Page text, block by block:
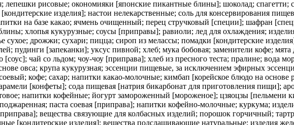
рисовые; окономияки [японские пикантные блины]; шоколад; спагетти;
изделия]; настои нелекарственные; соль для консервирования
на базе какао; ячмень очищенный; перец стручковый [специи]; шафран
хлопья кукурузные; соусы [приправы]; равиоли; лед для охлаждения; изделия
дрожжи; сухари; пицца; сироп из мелассы; помадки [кондитерские
пудинги [запеканки]; уксус пивной; хлеб; мука бобовая; заменители кофе;
чай со льдом; чоу-чоу [приправа]; хлеб из пресного теста; пралине; вода
овса; крупа кукурузная; эссенции пищевые, за исключением эфирных
кофе; сахар; напитки какао-молочные; кимбап [корейское блюдо на основе
[конфеты]; сода пищевая [натрия бикарбонат для приготовления пищи];
напитки кофейные; йогурт замороженный [мороженое]; цзяоцзы [пельмени
паста соевая [приправа]; напитки кофейно-молочные; куркума;
вещества связующие для колбасных изделий; порошок горчичный;
[кондитерские изделия]; вещества подслащивающие натуральные; изделия